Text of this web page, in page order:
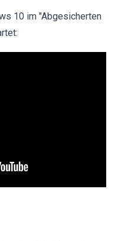
10 im "Abgesicherten